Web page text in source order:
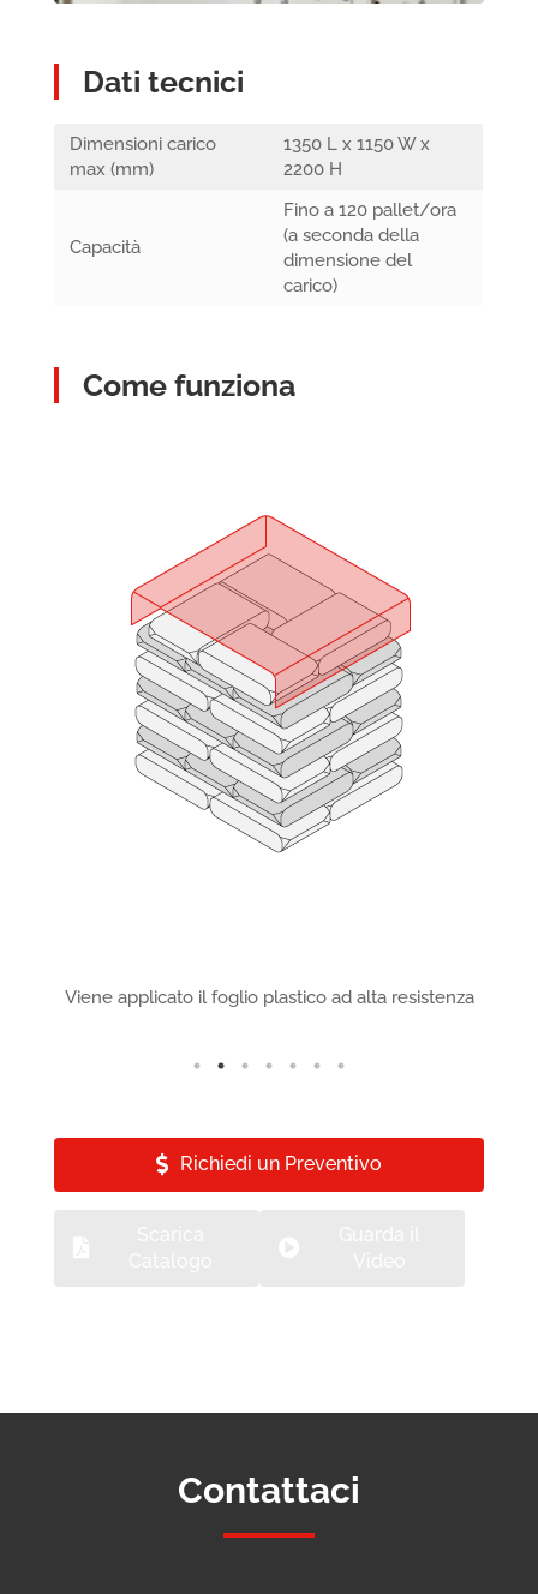
Dati tecnici
Dimensioni carico
max (mm)
1350 L x 1150 W x
2200 H
Capacità
Fino a 120 pallet/ora
(a seconda della
dimensione del
carico)
Come funziona
Viene applicato il foglio plastico ad alta resistenza
Richiedi un Preventivo
Contattaci